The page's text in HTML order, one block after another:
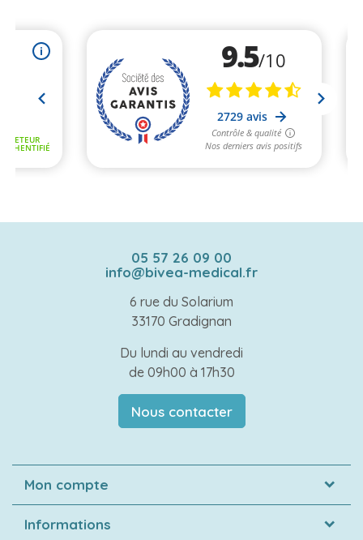
05 57 26 09 00
info@bivea-medical.fr
6 rue du Solarium
33170 Gradignan
Du lundi au vendredi
de 09h00 à 17h30
Nous contacter
Mon compte
Informations